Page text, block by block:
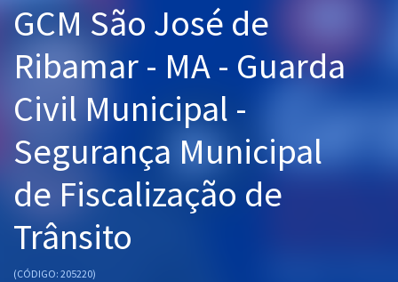
Cursos 20% OFF
Pós
Graduação
OAB
Mentorias
Questões grátis
GCM São José de
Ribamar - MA - Guarda
Civil Municipal -
Segurança Municipal
de Fiscalização de
Trânsito
(CÓDIGO: 205220)